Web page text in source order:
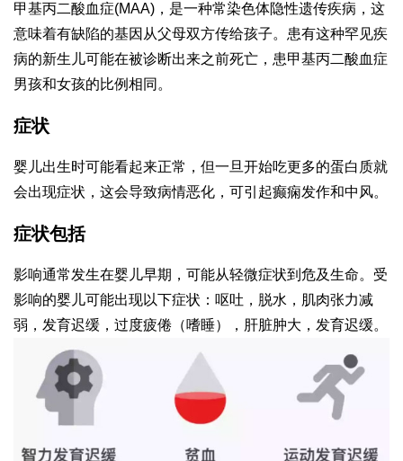
甲基丙二酸血症(MAA)，是一种常染色体隐性遗传疾病，这
意味着有缺陷的基因从父母双方传给孩子。患有这种罕见疾
病的新生儿可能在被诊断出来之前死亡，患甲基丙二酸血症
男孩和女孩的比例相同。
症状
婴儿出生时可能看起来正常，但一旦开始吃更多的蛋白质就
会出现症状，这会导致病情恶化，可引起癫痫发作和中风。
症状包括
影响通常发生在婴儿早期，可能从轻微症状到危及生命。受
影响的婴儿可能出现以下症状：呕吐，脱水，肌肉张力减
弱，发育迟缓，过度疲倦（嗜睡），肝脏肿大，发育迟缓。